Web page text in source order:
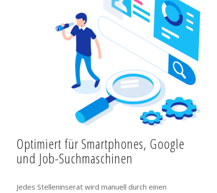
Optimiert für Smartphones, Google
und Job-Suchmaschinen
Jedes Stelleninserat wird manuell durch einen